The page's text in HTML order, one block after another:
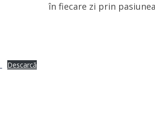
în fiecare zi prin
Descarcă